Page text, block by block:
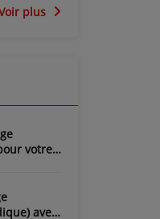
plus
votre
avec